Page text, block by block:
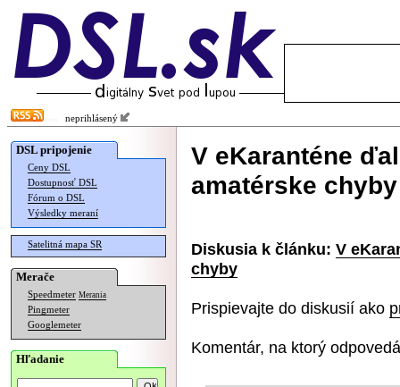
neprihlásený
DSL pripojenie
Ceny DSL
Dostupnosť DSL
Fórum o DSL
Výsledky meraní
Satelitná mapa SR
Merače
Speedmeter Merania
Pingmeter
Googlemeter
Hľadanie
V eKaranténe
amatérske chyby
Diskusia k článku: V
chyby
Prispievajte do diskusií ako
Komentár, na ktorý